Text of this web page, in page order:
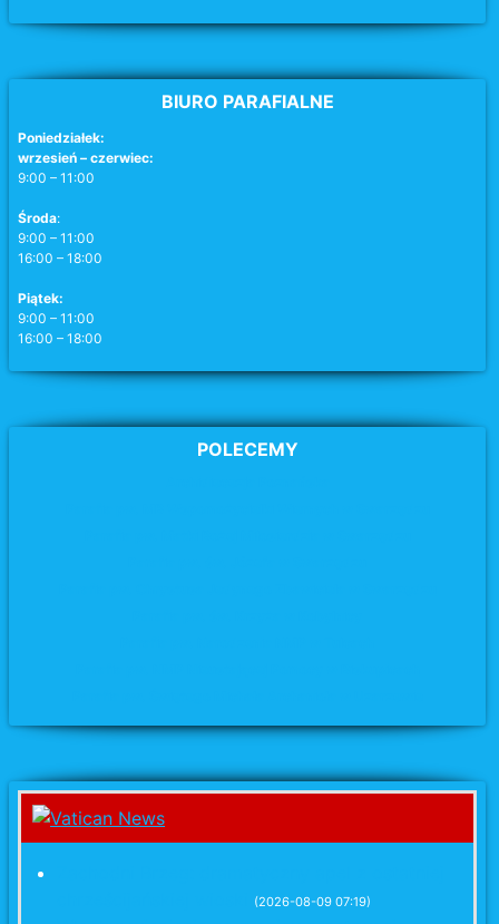
BIURO PARAFIALNE
Poniedziałek:
wrzesień – czerwiec:
9:00 – 11:00
Środa:
9:00 – 11:00
16:00 – 18:00
Piątek:
9:00 – 11:00
16:00 – 18:00
POLECEMY
(2026-08-09 07:19)